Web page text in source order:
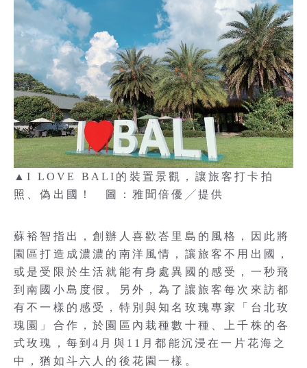
▲I LOVE BALI的裝置景觀，讓旅客打卡拍
照、偽出國！ 圖：雅聞倍優╱提供
蘇裕智指出，創辦人喜歡峇里島的風格，因此將
園區打造成濃濃的南洋風情，讓旅客不用出國，
或是受限於生活就能有身處異國的感受，一秒飛
到南國小島度假。另外，為了讓旅客每次來訪都
有不一樣的感受，特別與知名玫瑰專家「台北玫
瑰園」合作，於園區內栽種數十種、上千株的各
式玫瑰，每到4月與11月都能沉浸在一片花海之
中，猶如斗六人的後花園一樣。